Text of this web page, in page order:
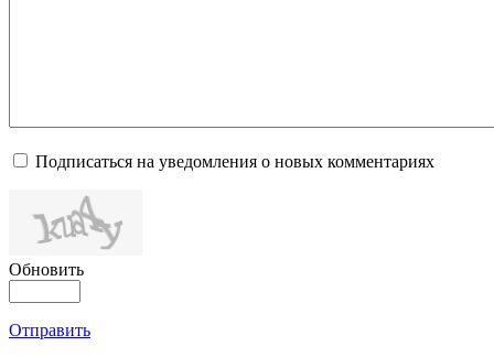
Подписаться на уведомления о новых комментариях
Обновить
Отправить